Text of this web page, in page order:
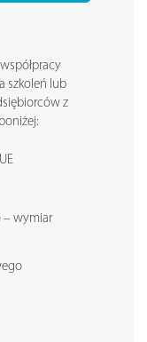
szkoleń lub
z
– wymiar